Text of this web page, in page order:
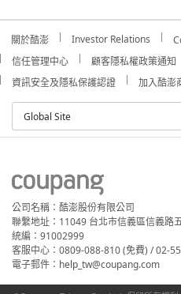
關於酷澎 Investor Relations
信任管理中心
顧客隱私權政策通知
資訊安全及隱私保護認證
加入酷澎
Global Site
公司名稱：酷澎股份有限公司
聯繫地址：11049 台北市信義區信義路
統編：91002999
客服中心：0809-088-810 (免費) / 02-
電子郵件：help_tw@coupang.com